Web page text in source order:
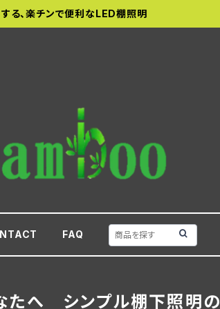
る、楽チンで便利なLED棚照明
FAQ
たへ シンプル棚下照明